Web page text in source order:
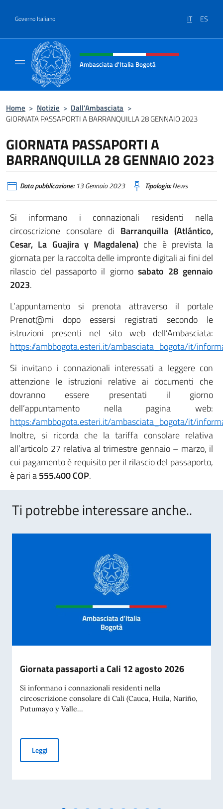
Governo Italiano IT ES
Intestazione sito, social e menù
Ambasciata d'Italia Bogotà
Home > Notizie > Dall’Ambasciata >
GIORNATA PASSAPORTI A BARRANQUILLA 28 GENNAIO 2023
GIORNATA PASSAPORTI A
BARRANQUILLA 28 GENNAIO 2023
Data pubblicazione:13 Gennaio 2023 Tipologia:News
Si informano i connazionali residenti nella
circoscrizione consolare di Barranquilla (Atlántico,
Cesar, La Guajira y Magdalena) che è prevista la
giornata per la raccolta delle impronte digitali ai fini del
rilascio del passaporto il giorno sabato 28 gennaio
2023.
L’appuntamento si prenota attraverso il portale
Prenot@mi dopo essersi registrati secondo le
istruzioni presenti nel sito web dell’Ambasciata:
https://ambbogota.esteri.it/ambasciata_bogota/it/
Si invitano i connazionali interessati a leggere con
attenzione le istruzioni relative ai documenti che
dovranno essere presentati il giorno
dell’appuntamento nella pagina web:
https://ambbogota.esteri.it/ambasciata_bogota/it/
Inoltre, si ricorda che la tariffa consolare relativa
all’articolo 27 relativa al trimestre gennaio – marzo, il
cui pagamento è requisito per il rilascio del passaporto,
è pari a555.400 COP.
Ti potrebbe interessare anche..
Giornata passaporti a Cali 12 agosto 2026
Si informano i connazionali residenti nella
circoscrizione consolare di Cali (Cauca, Huila, Nariño,
Putumayo y Valle...
LeggiGiornata passaporti a Cali 12 agosto 2026